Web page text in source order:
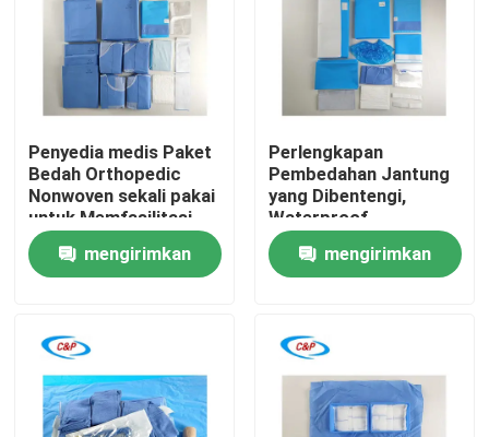
Rumah
Produk
video
Pertunjukan VR
Penyedia medis Paket
Bedah Orthopedic
Nonwoven sekali pakai
untuk Memfasilitasi
Prosedur Orthopedic
yang Amanmengirimkan
Perlengkapan
Pembedahan Jantung
yang Dibentengi,
Waterproof,
Disposable Nonwoven
mengirimkan